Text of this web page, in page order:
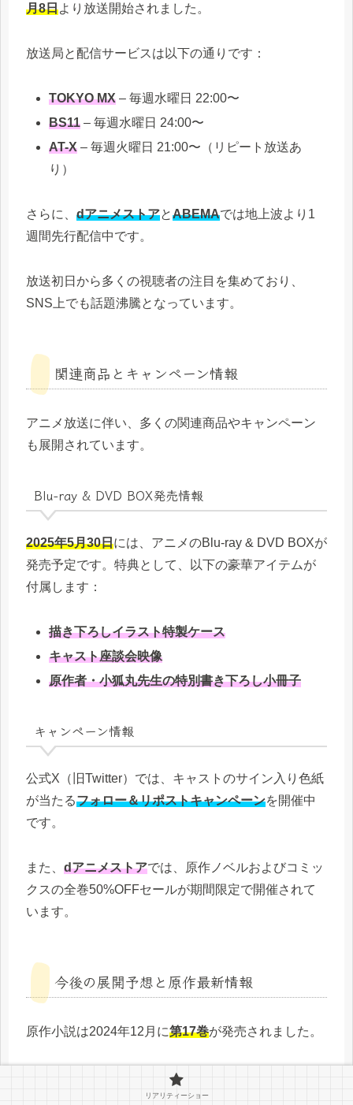
月8日より放送開始されました。
放送局と配信サービスは以下の通りです：
TOKYO MX – 毎週水曜日 22:00〜
BS11 – 毎週水曜日 24:00〜
AT-X – 毎週火曜日 21:00〜（リピート放送あ
り）
さらに、 dアニメストアとABEMAでは地上波より1
週間先行配信中です。
放送初日から多くの視聴者の注目を集めており、
SNS上でも話題沸騰となっています。
関連商品とキャンペーン情報
アニメ放送に伴い、多くの関連商品やキャンペーン
も展開されています。
Blu-ray & DVD BOX発売情報
2025年5月30日には、アニメのBlu-ray & DVD BOXが
発売予定です。特典として、以下の豪華アイテムが
付属します：
描き下ろしイラスト特製ケース
キャスト座談会映像
原作者・小狐丸先生の特別書き下ろし小冊子
キャンペーン情報
公式X（旧Twitter）では、キャストのサイン入り色紙
が当たるフォロー＆リポストキャンペーンを開催中
です。
また、 dアニメストアでは、原作ノベルおよびコミッ
クスの全巻50%OFFセールが期間限定で開催されて
います。
今後の展開予想と原作最新情報
原作小説は2024年12月に第17巻が発売されました。
物語はクライマックスへと向かっており、タクミの
領地がさらに拡大し、新たな敵勢力との対立
リアリティーショー